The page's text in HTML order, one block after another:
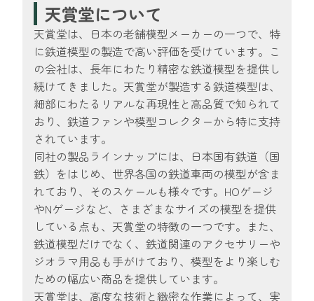
天賞堂について
天賞堂は、日本の老舗模型メーカーの一つで、特
に鉄道模型の製造で高い評価を受けています。こ
の会社は、長年にわたり精密な鉄道模型を提供し
続けてきました。天賞堂が製造する鉄道模型は、
細部にわたるリアルな再現性と高品質で知られて
おり、鉄道ファンや模型コレクターから特に支持
されています。
同社の製品ラインナップには、日本国有鉄道（国
鉄）をはじめ、世界各国の鉄道車両の模型が含ま
れており、そのスケールも様々です。HOゲージ
やNゲージなど、さまざまなサイズの模型を提供
している点も、天賞堂の特徴の一つです。また、
鉄道模型だけでなく、鉄道関連のアクセサリーや
ジオラマ用品も手がけており、模型をより楽しむ
ための幅広い商品を提供しています。
天賞堂は、高度な技術と緻密な作業によって、実